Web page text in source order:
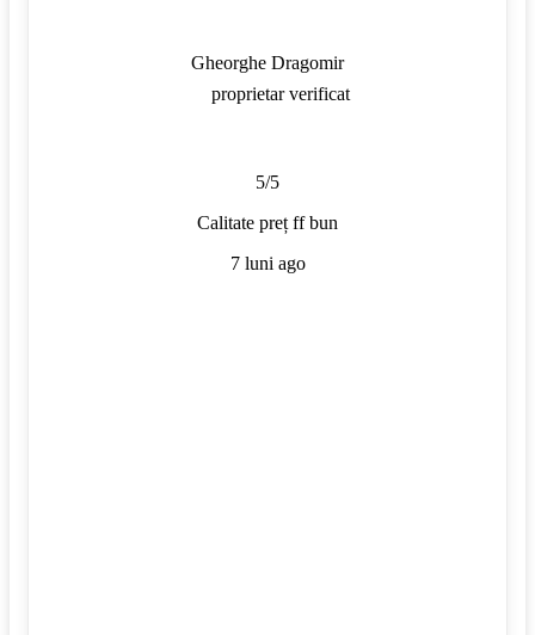
Gheorghe Dragomir
proprietar verificat
5/5
Calitate preț ff bun
7 luni ago